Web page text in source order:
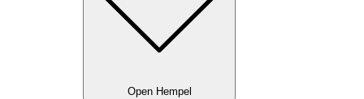
Open Hempel